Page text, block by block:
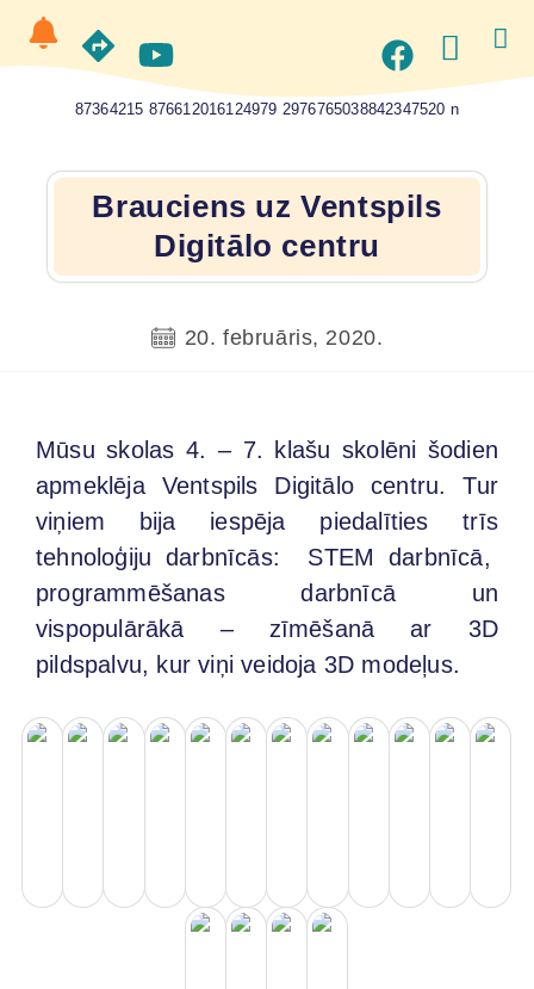
87364215 876612016124979 2976765038842347520 n
Brauciens uz Ventspils
Digitālo centru
20. februāris, 2020.
Mūsu skolas 4. – 7. klašu skolēni šodien
apmeklēja Ventspils Digitālo centru. Tur
viņiem bija iespēja piedalīties trīs
tehnoloģiju darbnīcās: STEM darbnīcā,
programmēšanas darbnīcā un
vispopulārākā – zīmēšanā ar 3D
pildspalvu, kur viņi veidoja 3D modeļus.